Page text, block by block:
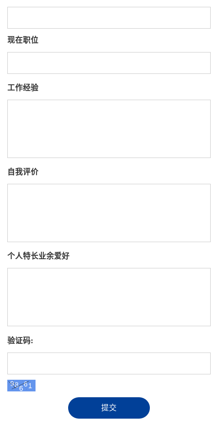
现在职位
工作经验
自我评价
个人特长业余爱好
验证码:
提交